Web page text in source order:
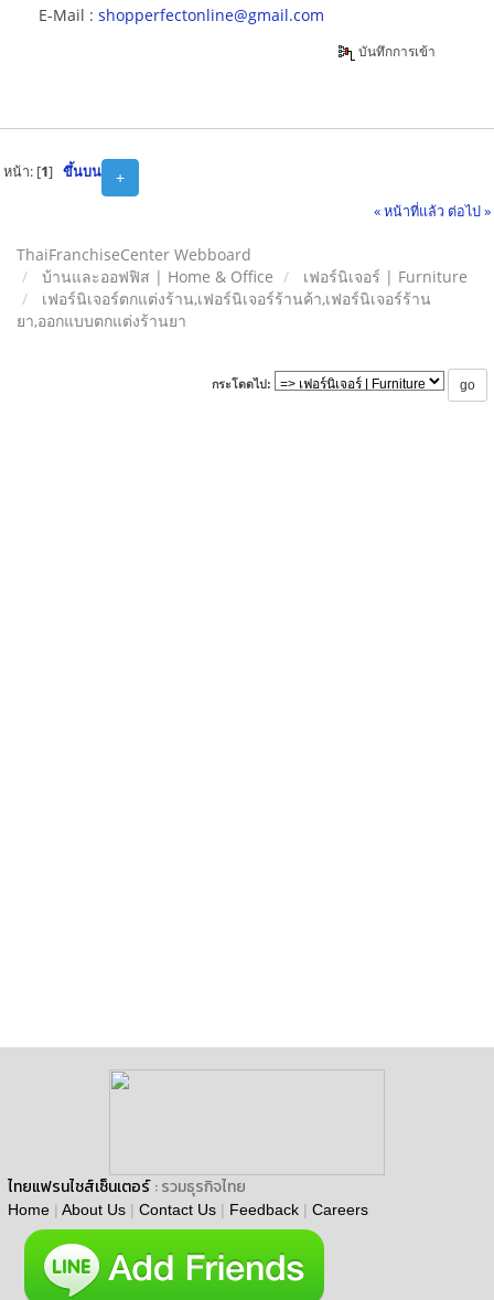
E-Mail : shopperfectonline@gmail.com
บันทึกการเข้า
+
หน้า: [1] ขึ้นบน
« หน้าที่แล้ว ต่อไป »
ThaiFranchiseCenter Webboard
บ้านและออฟฟิส | Home & Office
เฟอร์นิเจอร์ | Furniture
เฟอร์นิเจอร์ตกแต่งร้าน,เฟอร์นิเจอร์ร้านค้า,เฟอร์นิเจอร์ร้าน
ยา,ออกแบบตกแต่งร้านยา
กระโดดไป:
ไทยแฟรนไชส์เซ็นเตอร์ : รวมธุรกิจไทย
Home | About Us | Contact Us | Feedback | Careers